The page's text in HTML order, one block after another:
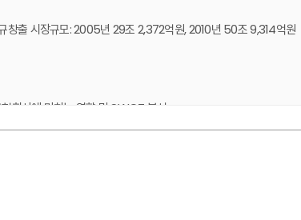
창출 시장규모: 2005년 29조 2,372억원, 2010년 50조 9,314억원
회사에 미치는 영향 및 SWOT 분석